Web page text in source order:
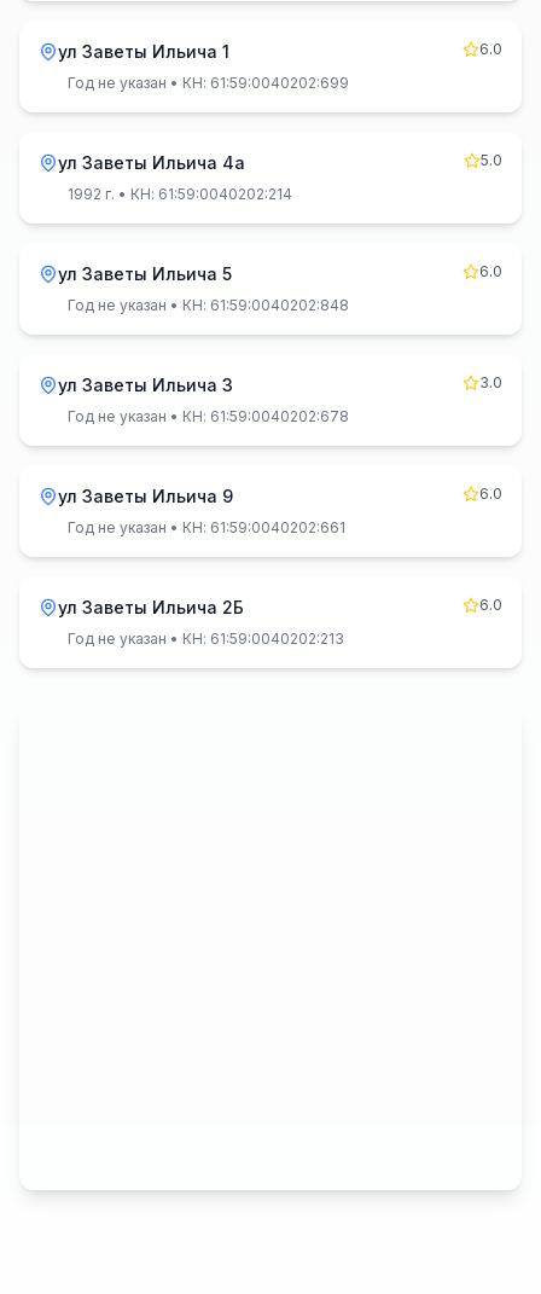
ул Заветы Ильича 1
6.0
Год не указан • КН: 61:59:0040202:699
ул Заветы Ильича 4а
5.0
1992 г. • КН: 61:59:0040202:214
ул Заветы Ильича 5
6.0
Год не указан • КН: 61:59:0040202:848
ул Заветы Ильича 3
3.0
Год не указан • КН: 61:59:0040202:678
ул Заветы Ильича 9
6.0
Год не указан • КН: 61:59:0040202:661
ул Заветы Ильича 2Б
6.0
Год не указан • КН: 61:59:0040202:213